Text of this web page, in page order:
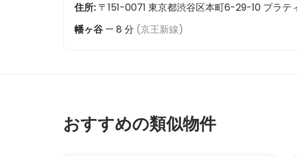
住所: 〒151-0071 東京都渋谷区本町6-29-10 プラテ
幡ヶ谷 — 8 分 (京王新線)
おすすめの類似物件